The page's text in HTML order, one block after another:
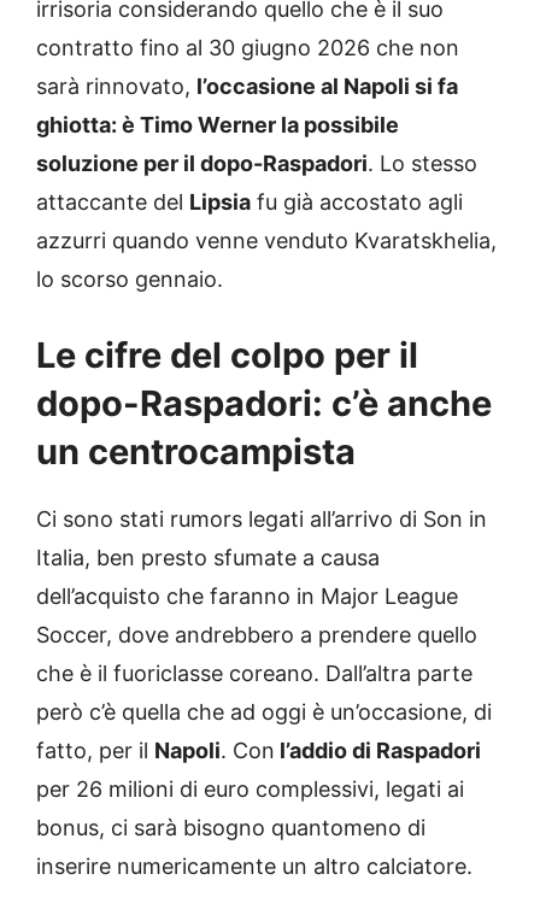
irrisoria considerando quello che è il suo
contratto fino al 30 giugno 2026 che non
sarà rinnovato, l’occasione al Napoli si fa
ghiotta: è Timo Werner la possibile
soluzione per il dopo-Raspadori. Lo stesso
attaccante del Lipsia fu già accostato agli
azzurri quando venne venduto Kvaratskhelia,
lo scorso gennaio.
Le cifre del colpo per il
dopo-Raspadori: c’è anche
un centrocampista
Ci sono stati rumors legati all’arrivo di Son in
Italia, ben presto sfumate a causa
dell’acquisto che faranno in Major League
Soccer, dove andrebbero a prendere quello
che è il fuoriclasse coreano. Dall’altra parte
però c’è quella che ad oggi è un’occasione, di
fatto, per il Napoli. Con l’addio di Raspadori
per 26 milioni di euro complessivi, legati ai
bonus, ci sarà bisogno quantomeno di
inserire numericamente un altro calciatore.